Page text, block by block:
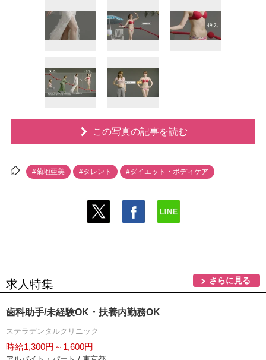
この写真の記事を読む
#菊地亜美 #タレント #ダイエット・ボディケア
求人特集 さらに見る
歯科助手/未経験OK・扶養内勤務OK
ステラデンタルクリニック
時給1,300円～1,600円